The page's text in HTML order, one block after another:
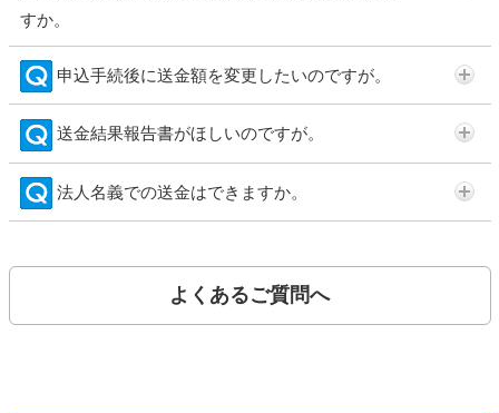
すか。
申込手続後に送金額を変更したいのですが。
送金結果報告書がほしいのですが。
法人名義での送金はできますか。
よくあるご質問へ